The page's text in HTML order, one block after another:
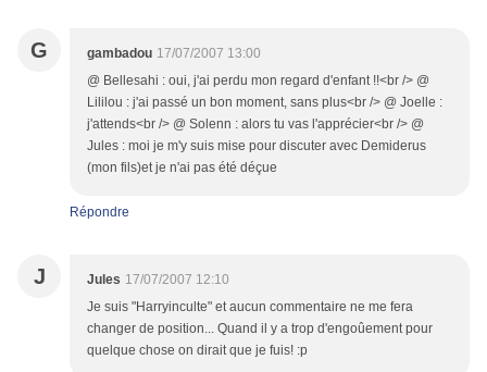
G gambadou 17/07/2007 13:00
@ Bellesahi : oui, j'ai perdu mon regard d'enfant !!<br /> @
Lililou : j'ai passé un bon moment, sans plus<br /> @ Joelle :
j'attends<br /> @ Solenn : alors tu vas l'apprécier<br /> @
Jules : moi je m'y suis mise pour discuter avec Demiderus
(mon fils)et je n'ai pas été déçue
Répondre
J Jules 17/07/2007 12:10
Je suis "Harryinculte" et aucun commentaire ne me fera
changer de position... Quand il y a trop d'engoûement pour
quelque chose on dirait que je fuis! :p